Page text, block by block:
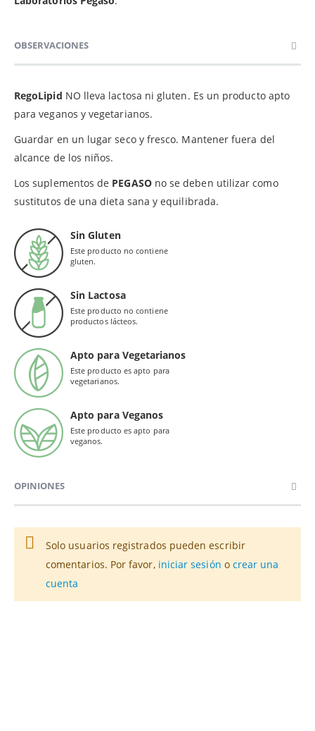
OBSERVACIONES
RegoLipid NO lleva lactosa ni gluten. Es un producto apto
para veganos y vegetarianos.
Guardar en un lugar seco y fresco. Mantener fuera del
alcance de los niños.
Los suplementos de PEGASOno se deben utilizar como
sustitutos de una dieta sana y equilibrada.
Sin Gluten
Este producto no contiene
gluten.
Sin Lactosa
Este producto no contiene
productos lácteos.
Apto para Vegetarianos
Este producto es apto para
vegetarianos.
Apto para Veganos
Este producto es apto para
veganos.
OPINIONES
Solo usuarios registrados pueden escribir
comentarios. Por favor, iniciar sesión o crear una
cuenta